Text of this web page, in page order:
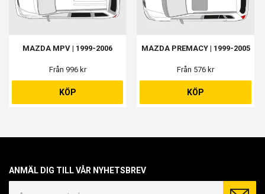
MAZDA MPV | 1999-2006
Från 996 kr
KÖP
MAZDA PREMACY | 1999-2005
Från 576 kr
KÖP
ANMÄL DIG TILL VÅR NYHETSBREV